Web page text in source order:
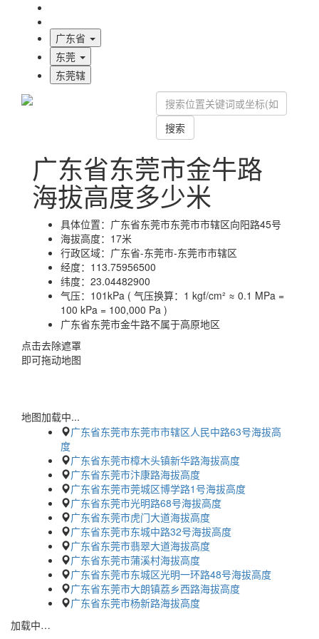
广东省
东莞
东莞辖
搜索
广东省东莞市金牛路
海拔高度多少米
具体位置： 广东省东莞市东莞市市辖区向阳路45号
海拔高度： 17米
行政区域： 广东省-东莞市-东莞市市辖区
经度： 113.75956500
纬度： 23.04482900
气压： 101kPa ( 气压换算：1 kgf/cm² ≈ 0.1 MPa =
100 kPa = 100,000 Pa )
广东省东莞市金牛路不属于高原地区
点击去除遮罩
即可拖动地图
地图加载中...
广东省东莞市东莞市市辖区人民中路63号海拔高
度
广东省东莞市樟木头镇新华路海拔高度
广东省东莞市汴康路海拔高度
广东省东莞市莞城区博学路1号海拔高度
广东省东莞市光明路68号海拔高度
广东省东莞市虎门大道海拔高度
广东省东莞市东城中路32号海拔高度
广东省东莞市翡翠大道海拔高度
广东省东莞市蒲溪村海拔高度
广东省东莞市东城区光明一环路48号海拔高度
广东省东莞市大朗镇荔乡西路海拔高度
广东省东莞市杨新路海拔高度
加载中…